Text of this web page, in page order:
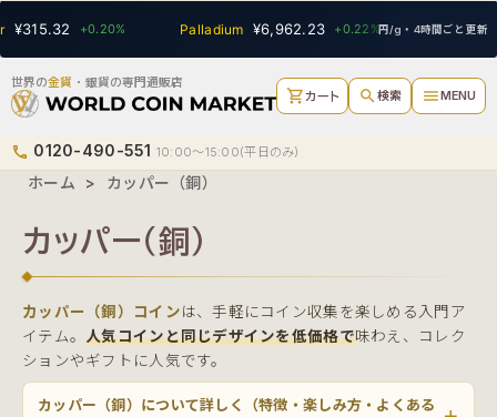
+0.20% Palladium ¥6,962.23 +0.22% Platinum
円/g・4時間ごと更新
世界の金貨 ・銀貨の専門通販店
shopping_cartカート search検索 menuMENU
phone 0120-490-551 10:00〜15:00(平日のみ)
ホーム > カッパー（銅）
カッパー（銅）
カッパー（銅）コインは、手軽にコイン収集を楽しめる入門ア
イテム。人気コインと同じデザインを低価格で味わえ、コレク
ションやギフトに人気です。
カッパー（銅）について詳しく（特徴・楽しみ方・よくある
SEARCH